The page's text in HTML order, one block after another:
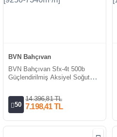
BVN Bahçıvan
BVN Bahçıvan Sfx-4t 500b
Güçlendirilmiş Aksiyel Soğutma
50
14.396,81 TL
7.198,41 TL